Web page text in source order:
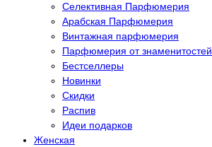
Селективная Парфюмерия
Арабская Парфюмерия
Винтажная парфюмерия
Парфюмерия от знаменитостей
Бестселлеры
Новинки
Скидки
Распив
Идеи подарков
Женская